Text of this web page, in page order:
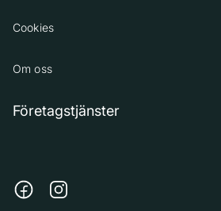
Cookies
Om oss
Företagstjänster